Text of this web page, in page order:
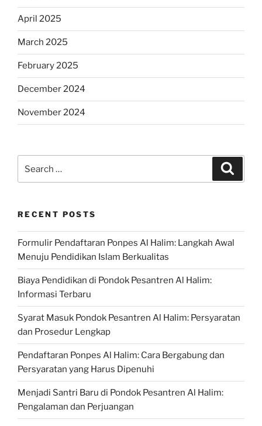
April 2025
March 2025
February 2025
December 2024
November 2024
for:
RECENT POSTS
Formulir Pendaftaran Ponpes Al Halim: Langkah Awal
Menuju Pendidikan Islam Berkualitas
Biaya Pendidikan di Pondok Pesantren Al Halim:
Informasi Terbaru
Syarat Masuk Pondok Pesantren Al Halim: Persyaratan
dan Prosedur Lengkap
Pendaftaran Ponpes Al Halim: Cara Bergabung dan
Persyaratan yang Harus Dipenuhi
Menjadi Santri Baru di Pondok Pesantren Al Halim:
Pengalaman dan Perjuangan